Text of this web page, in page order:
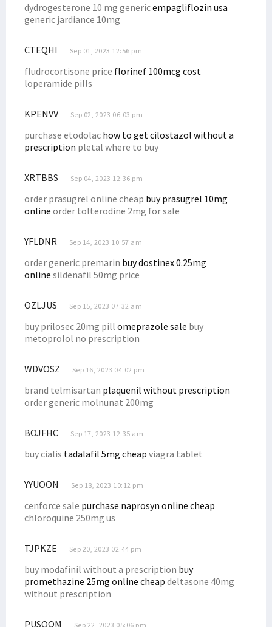
dydrogesterone 10 mg genericempagliflozin usa
generic jardiance 10mg
CTEQHI Sep 01, 2023 12:56 pm
fludrocortisone price florinef 100mcg cost
loperamide pills
KPENVV Sep 02, 2023 06:03 pm
purchase etodolac how to get cilostazol without a
prescription pletal where to buy
XRTBBS Sep 04, 2023 12:36 pm
order prasugrel online cheap buy prasugrel 10mg
online order tolterodine 2mg for sale
YFLDNR Sep 14, 2023 10:57 am
order generic premarin buy dostinex 0.25mg
online sildenafil 50mg price
OZLJUS Sep 15, 2023 07:32 am
buy prilosec 20mg pill omeprazole sale buy
metoprolol no prescription
WDVOSZ Sep 16, 2023 04:02 pm
brand telmisartan plaquenil without prescription
order generic molnunat 200mg
BOJFHC Sep 17, 2023 12:35 am
buy cialis tadalafil 5mg cheap viagra tablet
YYUOON Sep 18, 2023 10:12 pm
cenforce sale purchase naprosyn online cheap
chloroquine 250mg us
TJPKZE Sep 20, 2023 02:44 pm
buy modafinil without a prescription buy
promethazine 25mg online cheap deltasone 40mg
without prescription
PUSOQM Sep 22, 2023 05:06 pm